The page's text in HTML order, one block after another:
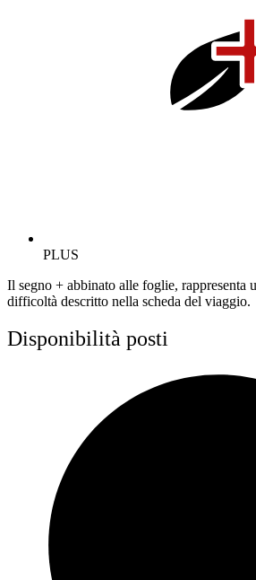
PLUS
Il segno + abbinato alle foglie, rappresenta
difficoltà descritto nella scheda del viaggio.
Disponibilità posti